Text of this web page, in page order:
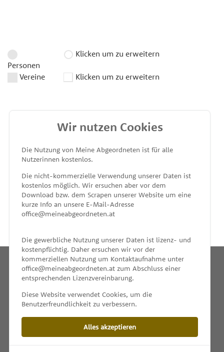
Personen
Klicken um zu erweitern
Vereine Klicken um zu erweitern
MEINE ABGEORDNETEN
unterstützt von
IMPRESSUM & KONTAKT
Wir nutzen Cookies
Die Nutzung von Meine Abgeordneten ist für alle
Nutzerinnen kostenlos.
Die nicht-kommerzielle Verwendung unserer Daten ist
kostenlos möglich. Wir ersuchen aber vor dem
Download bzw. dem Scrapen unserer Website um eine
kurze Info an unsere E-Mail-Adresse
office@meineabgeordneten.at
Die gewerbliche Nutzung unserer Daten ist lizenz- und
kostenpflichtig. Daher ersuchen wir vor der
kommerziellen Nutzung um Kontaktaufnahme unter
office@meineabgeordneten.at zum Abschluss einer
entsprechenden Lizenzvereinbarung.
Diese Website verwendet Cookies, um die
Benutzerfreundlichkeit zu verbessern.
Alles akzeptieren